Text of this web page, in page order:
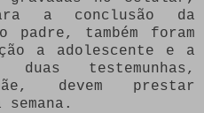
a conclusão da
padre, também foram
a adolescente e a
testemunhas,
devem prestar